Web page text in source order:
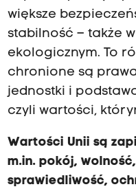
większe
stabilność – także
ekologicznym. To
chronione są
jednostki i
czyli wartości,
Wartości Unii są
m.in. pokój,
sprawiedliwość,